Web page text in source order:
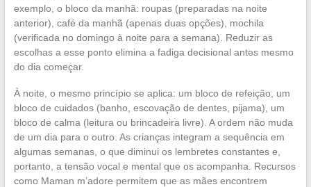
exemplo, o bloco da manhã: roupas (preparadas na noite
anterior), café da manhã (apenas duas opções), mochila
(verificada no domingo à noite para a semana). Reduzir as
escolhas a esse ponto elimina a fadiga decisional antes mesmo
do dia começar.
À noite, o mesmo princípio se aplica: um bloco de refeição, um
bloco de cuidados (banho, escovação de dentes, pijama), um
bloco de calma (leitura ou brincadeira livre). A ordem não muda
de um dia para o outro. As crianças integram a sequência em
algumas semanas, o que diminui os lembretes constantes e,
portanto, a tensão vocal e mental que os acompanha. Recursos
como Maman m’adore permitem que as mães encontrem